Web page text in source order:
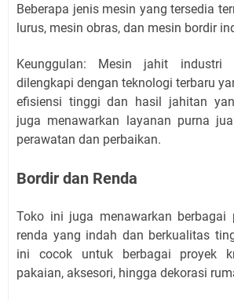
Beberapa jenis mesin yang tersedia
lurus, mesin obras, dan mesin bordir
Keunggulan: Mesin jahit industri
dilengkapi dengan teknologi terbaru
efisiensi tinggi dan hasil jahitan
juga menawarkan layanan purna
perawatan dan perbaikan.
Bordir dan Renda
Toko ini juga menawarkan berbagai
renda yang indah dan berkualitas
ini cocok untuk berbagai proyek
pakaian, aksesori, hingga dekorasi